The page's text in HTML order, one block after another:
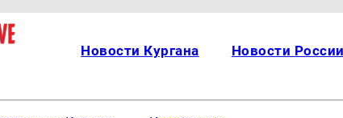
Новости Кургана Новости России